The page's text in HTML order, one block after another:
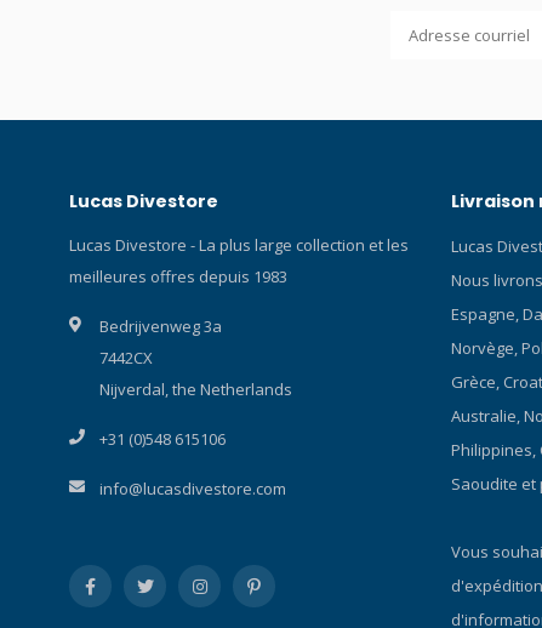
Verre minéral Étanchéité 20 bars
plongée.
pour
50º, ce
force de la
est
nagez à
dans un
frogkick
palmes,
aux
pourrez
moulés
vous
palmes.
Lucas Divestore
Lucas Divestore - La plus large collection et les
meilleures offres depuis 1983
Bedrijvenweg 3a
7442CX
Nijverdal, the Netherlands
+31 (0)548 615106
info@lucasdivestore.com
Livraison
Lucas
Nous
Espagne,
Norvège,
Grèce,
Australie,
Philippines,
Saoudite et
Vous